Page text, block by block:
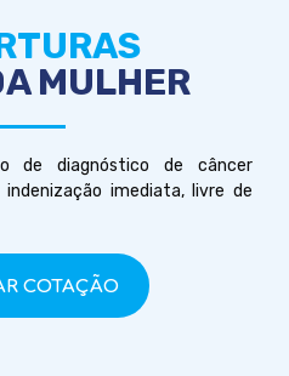
MULHER
de diagnóstico de câncer
imediata, livre de
COTAÇÃO